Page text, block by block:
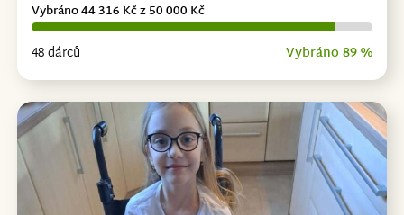
48 dárců Vybráno 89 %
Vybráno 44 316 Kč z 50 000 Kč